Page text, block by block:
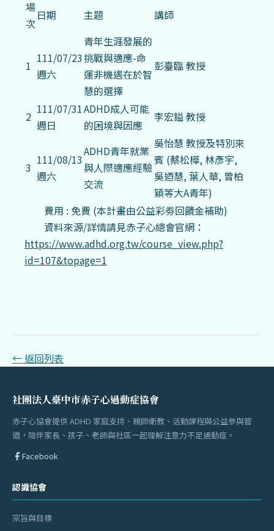
場
次
日期 主題 講師
1
111/07/23
週六
青年生涯發展的
挑戰與適應-命
運非機遇在於智
慧的選擇
彭臺臨 教授
2
111/07/31
週日
ADHD成人可能
的困境與因應
李宏鎰 教授
3
111/08/13
週六
ADHD青年就業
與人際適應經驗
交流
吳怡慧 教授及特別來
賓 (蔡松樺, 林彥宇,
吳迺慧, 葉人華, 曾柏
穎等大A青年)
費用 : 免費 (本計畫由公益彩劵回饋金補助)
資料來源/詳情請見赤子心總會官網：
https://www.adhd.org.tw/course_view.php?
id=107&topage=1
← 返回列表
社團法人臺中市赤子心過動症協會
赤子心協會提供 ADHD 家庭支持、親師衛教、活動課程與公益參與管
道，陪伴家長、孩子、老師與社區一起理解注意力不足過動症。
Facebook
認識協會
宗旨與目標